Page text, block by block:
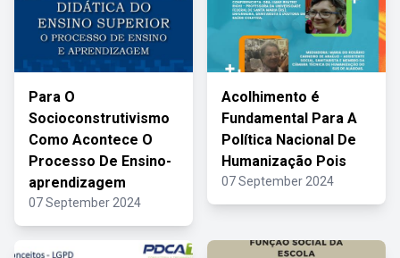
Para O
Socioconstrutivismo
Como Acontece O
Processo De Ensino-
aprendizagem
07 September 2024
Acolhimento é
Fundamental Para A
Política Nacional De
Humanização Pois
07 September 2024